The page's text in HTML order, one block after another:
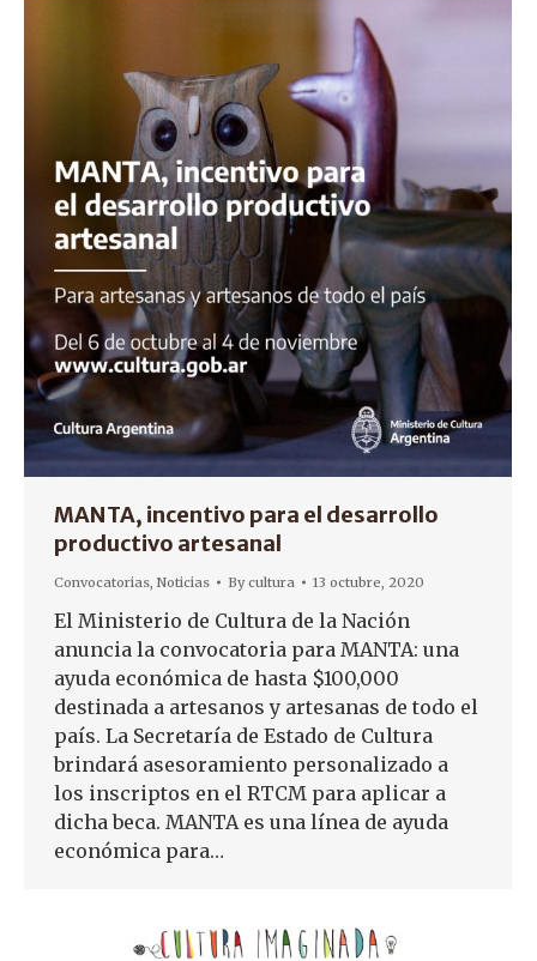
MANTA, incentivo para el desarrollo
productivo artesanal
Convocatorias, Noticias Bycultura 13 octubre, 2020
El Ministerio de Cultura de la Nación
anuncia la convocatoria para MANTA: una
ayuda económica de hasta $100,000
destinada a artesanos y artesanas de todo el
país. La Secretaría de Estado de Cultura
brindará asesoramiento personalizado a
los inscriptos en el RTCM para aplicar a
dicha beca. MANTA es una línea de ayuda
económica para…